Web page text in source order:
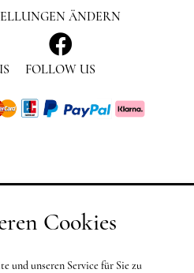
FOLLOW US
ÄNDERN
Cookies
und unseren Service für Sie zu